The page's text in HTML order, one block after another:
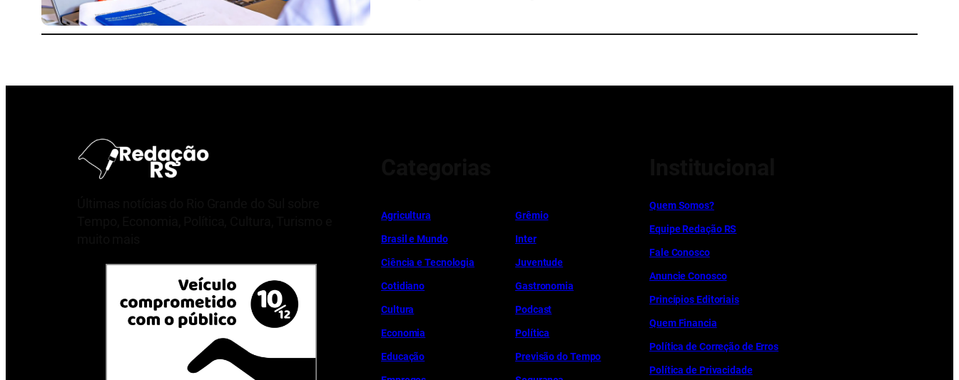
Agricultura
Brasil e Mundo
Ciência e Tecnologia
Cotidiano
Cultura
Economia
Educação
Grêmio
Inter
Juventude
Gastronomia
Podcast
Política
Previsão do Tempo
Quem Somos?
Equipe Redação RS
Fale Conosco
Anuncie Conosco
Princípios Editoriais
Quem Financia
Política de Correção de Erros
Política de Privacidade